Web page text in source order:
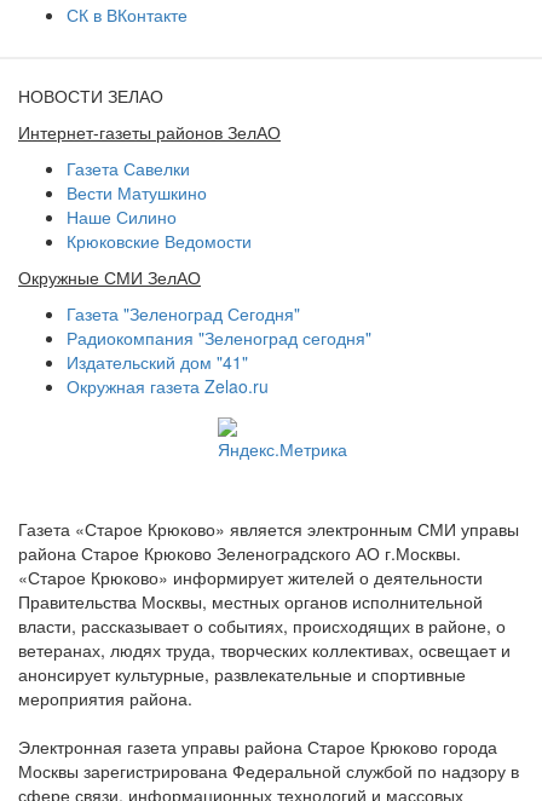
СК в ВКонтакте
НОВОСТИ ЗЕЛАО
Интернет-газеты районов ЗелАО
Газета Савелки
Вести Матушкино
Наше Силино
Крюковские Ведомости
Окружные СМИ ЗелАО
Газета "Зеленоград Сегодня"
Радиокомпания "Зеленоград сегодня"
Издательский дом "41"
Окружная газета Zelao.ru
Газета «Старое Крюково» является электронным СМИ управы
района Старое Крюково Зеленоградского АО г.Москвы.
«Старое Крюково» информирует жителей о деятельности
Правительства Москвы, местных органов исполнительной
власти, рассказывает о событиях, происходящих в районе, о
ветеранах, людях труда, творческих коллективах, освещает и
анонсирует культурные, развлекательные и спортивные
мероприятия района.
Электронная газета управы района Старое Крюково города
Москвы зарегистрирована Федеральной службой по надзору в
сфере связи, информационных технологий и массовых